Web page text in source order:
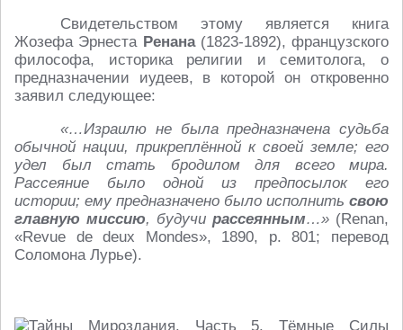
Свидетельством этому является книга
Жозефа Эрнеста Ренана(1823-1892), французского
философа, историка религии и семитолога, о
предназначении иудеев, в которой он откровенно
заявил следующее:
«…Израилю не была предназначена судьба
обычной нации, прикреплённой к своей земле; его
удел был стать бродилом для всего мира.
Рассеяние было одной из предпосылок его
истории; ему предназначено было исполнить свою
главную миссию, будучи рассеянным…» (Renan,
«Revue de deux Mondes», 1890, p. 801; перевод
Соломона Лурье).